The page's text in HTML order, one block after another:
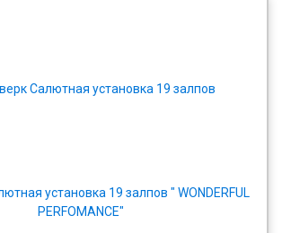
установка 19 залпов " WONDERFUL
PERFOMANCE"